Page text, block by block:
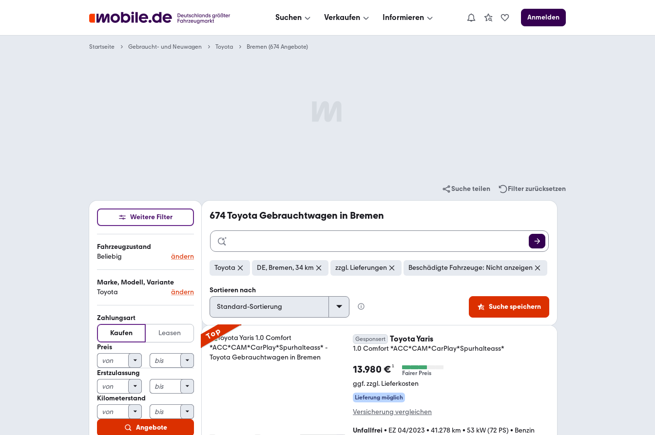
Suchen Verkaufen Informieren Anmelden
Startseite Gebraucht- und Neuwagen Toyota Bremen (674 Angebote)
Suche teilen Filter zurücksetzen
Weitere Filter
Fahrzeugzustand
Beliebig
ändern
Marke, Modell, Variante
Toyota
ändern
Zahlungsart
Kaufen
Leasen
Preis
Erstzulassung
Kilometerstand
Angebote
674Toyota Gebrauchtwagen in Bremen
Toyota DE, Bremen, 34 km zzgl. Lieferungen Beschädigte Fahrzeuge: Nicht anzeigen
Sortieren nach
Suche speichern
Top Gesponsert Toyota Yaris
1.0 Comfort *ACC*CAM*CarPlay*Spurhalteass*
13.980 €¹
Fairer Preis
ggf. zzgl. Lieferkosten
Lieferung möglich
Versicherung vergleichen
Unfallfrei • EZ 04/2023 • 41.278 km • 53 kW (72 PS) • Benzin